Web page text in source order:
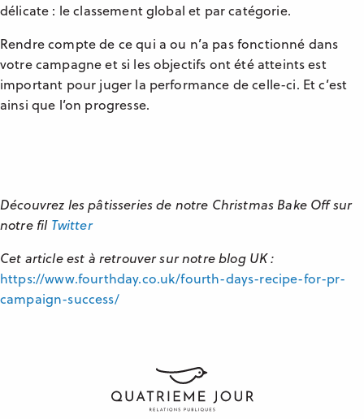
délicate : le classement global et par catégorie.
Rendre compte de ce qui a ou n’a pas fonctionné dans
votre campagne et si les objectifs ont été atteints est
important pour juger la performance de celle-ci. Et c’est
ainsi que l’on progresse.
Découvrez les pâtisseries de notre Christmas Bake Off sur
notre fil Twitter
Cet article est à retrouver sur notre blog UK :
https://www.fourthday.co.uk/fourth-days-recipe-for-pr-
campaign-success/